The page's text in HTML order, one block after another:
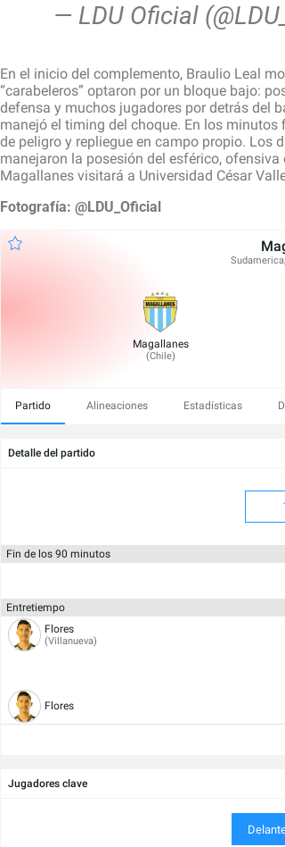
— LDU Oficial
En el inicio del complemento, Braulio Leal
“carabeleros” optaron por un bloque bajo:
defensa y muchos jugadores por detrás del
manejó el timing del choque. En los minutos
de peligro y repliegue en campo propio. Los
manejaron la posesión del esférico,
Magallanes visitará a Universidad César
Fotografía: @LDU_Oficial
Magallanes
(Chile)
Partido Alineaciones Estadísticas
Detalle del partido
Fin de los 90 minutos
Entretiempo
Flores
(Villanueva)
Flores
Jugadores clave